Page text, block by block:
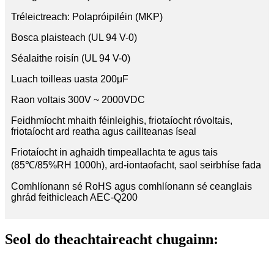
Tréleictreach: Polapróipiléin (MKP)
Bosca plaisteach (UL 94 V-0)
Séalaithe roisín (UL 94 V-0)
Luach toilleas uasta 200μF
Raon voltais 300V ~ 2000VDC
Feidhmíocht mhaith féinleighis, friotaíocht róvoltais,
friotaíocht ard reatha agus caillteanas íseal
Friotaíocht in aghaidh timpeallachta te agus tais
(85℃/85%RH 1000h), ard-iontaofacht, saol seirbhíse fada
Comhlíonann sé RoHS agus comhlíonann sé ceanglais
ghrád feithicleach AEC-Q200
Seol do theachtaireacht chugainn: